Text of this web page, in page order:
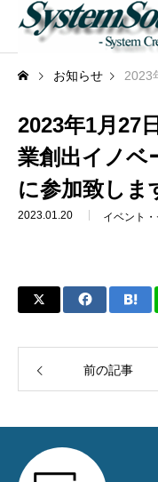
トップ
企業情報
ご挨拶・企業理念
クラウドサービス
関連サイト・サービス紹
関連（加盟）団体・取引
お知らせ 2023年1月
2023年1月27
業創出イノ
に参加致しま
2023.01.20 イベント
前の記事